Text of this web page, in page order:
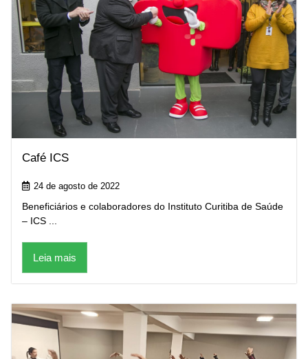
Café ICS
24 de agosto de 2022
Beneficiários e colaboradores do Instituto Curitiba de Saúde
– ICS ...
Leia mais